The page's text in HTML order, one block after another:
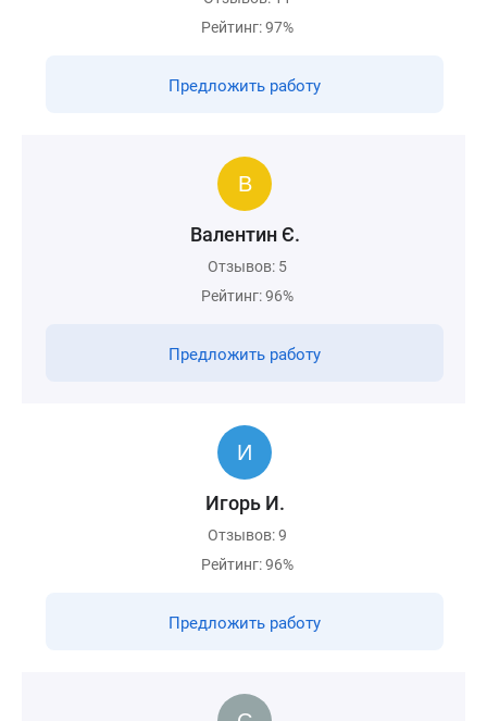
Рейтинг: 97%
Предложить работу
Валентин Є.
Отзывов: 5
Рейтинг: 96%
Предложить работу
Игорь И.
Отзывов: 9
Рейтинг: 96%
Предложить работу